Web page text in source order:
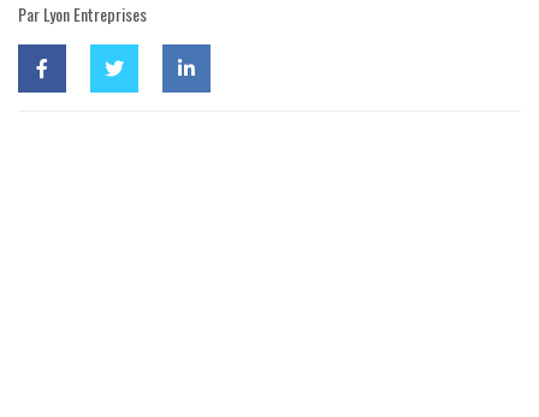
Par Lyon Entreprises